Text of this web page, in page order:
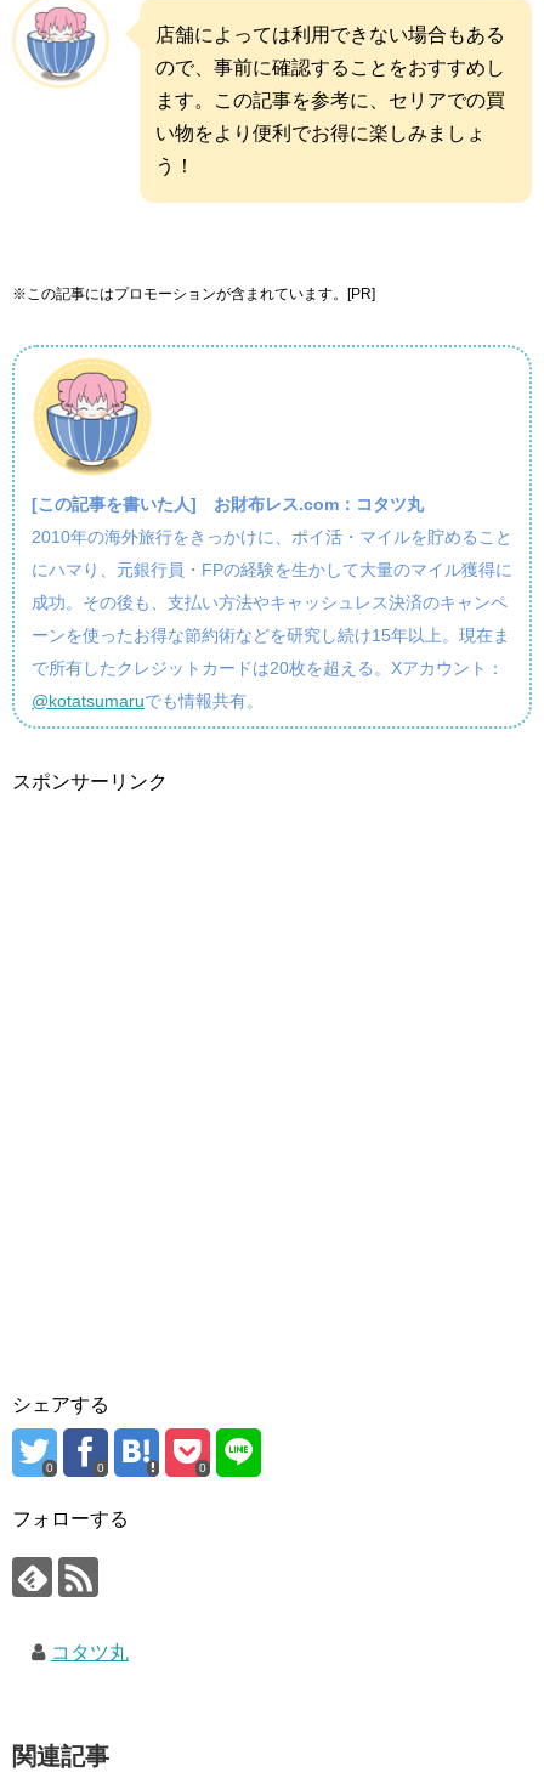
店舗によっては利用できない場合もある
ので、事前に確認することをおすすめし
ます。この記事を参考に、セリアでの買
い物をより便利でお得に楽しみましょ
う！
※この記事にはプロモーションが含まれています。[PR]
[この記事を書いた人] お財布レス.com：コタツ丸
2010年の海外旅行をきっかけに、ポイ活・マイルを貯めること
にハマり、元銀行員・FPの経験を生かして大量のマイル獲得に
成功。その後も、支払い方法やキャッシュレス決済のキャンペ
ーンを使ったお得な節約術などを研究し続け15年以上。現在ま
で所有したクレジットカードは20枚を超える。Xアカウント：
@kotatsumaruでも情報共有。
スポンサーリンク
シェアする
0 0 0
フォローする
コタツ丸
関連記事